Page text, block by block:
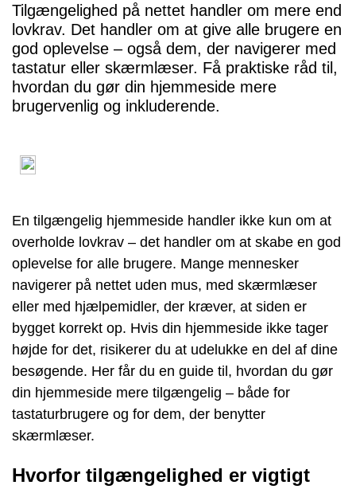
Tilgængelighed på nettet handler om mere end
lovkrav. Det handler om at give alle brugere en
god oplevelse – også dem, der navigerer med
tastatur eller skærmlæser. Få praktiske råd til,
hvordan du gør din hjemmeside mere
brugervenlig og inkluderende.
En tilgængelig hjemmeside handler ikke kun om at
overholde lovkrav – det handler om at skabe en god
oplevelse for alle brugere. Mange mennesker
navigerer på nettet uden mus, med skærmlæser
eller med hjælpemidler, der kræver, at siden er
bygget korrekt op. Hvis din hjemmeside ikke tager
højde for det, risikerer du at udelukke en del af dine
besøgende. Her får du en guide til, hvordan du gør
din hjemmeside mere tilgængelig – både for
tastaturbrugere og for dem, der benytter
skærmlæser.
Hvorfor tilgængelighed er vigtigt